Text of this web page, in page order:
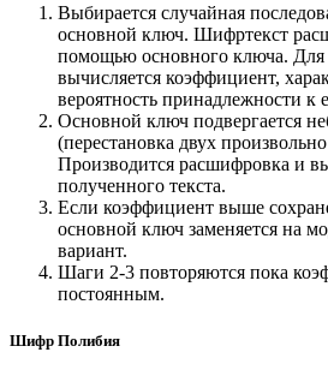
Выбирается случайная
основной ключ. Шифртекст
помощью основного ключа. Для
вычисляется коэффициент,
вероятность принадлежности к
Основной ключ подвергается
(перестановка двух
Производится расшифровка и
полученного текста.
Если коэффициент выше
основной ключ заменяется на
вариант.
Шаги 2-3 повторяются пока
постоянным.
Шифр Полибия